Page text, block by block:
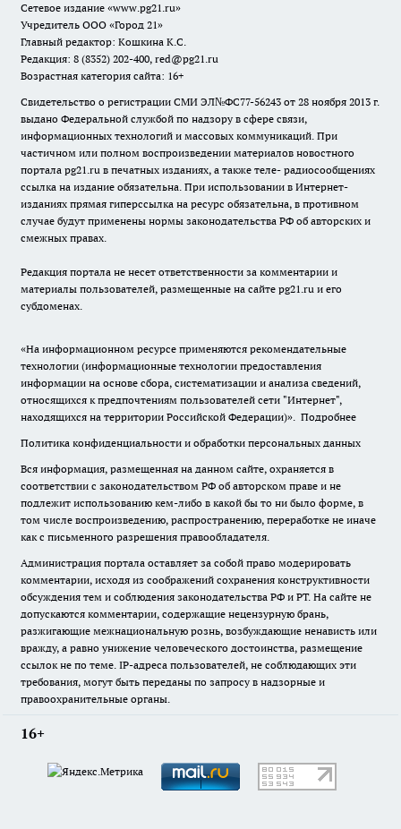
Сетевое издание «www.pg21.ru»
Учредитель ООО «Город 21»
Главный редактор: Кошкина К.С.
Редакция: 8 (8352) 202-400, red@pg21.ru
Возрастная категория сайта: 16+
Свидетельство о регистрации СМИ ЭЛ№ФС77-56243 от 28 ноября 2013 г.
выдано Федеральной службой по надзору в сфере связи,
информационных технологий и массовых коммуникаций. При
частичном или полном воспроизведении материалов новостного
портала pg21.ru в печатных изданиях, а также теле- радиосообщениях
ссылка на издание обязательна. При использовании в Интернет-
изданиях прямая гиперссылка на ресурс обязательна, в противном
случае будут применены нормы законодательства РФ об авторских и
смежных правах.
Редакция портала не несет ответственности за комментарии и
материалы пользователей, размещенные на сайте pg21.ru и его
субдоменах.
«На информационном ресурсе применяются рекомендательные
технологии (информационные технологии предоставления
информации на основе сбора, систематизации и анализа сведений,
относящихся к предпочтениям пользователей сети "Интернет",
находящихся на территории Российской Федерации)». Подробнее
Политика конфиденциальности и обработки персональных данных
Вся информация, размещенная на данном сайте, охраняется в
соответствии с законодательством РФ об авторском праве и не
подлежит использованию кем-либо в какой бы то ни было форме, в
том числе воспроизведению, распространению, переработке не иначе
как с письменного разрешения правообладателя.
Администрация портала оставляет за собой право модерировать
комментарии, исходя из соображений сохранения конструктивности
обсуждения тем и соблюдения законодательства РФ и РТ. На сайте не
допускаются комментарии, содержащие нецензурную брань,
разжигающие межнациональную рознь, возбуждающие ненависть или
вражду, а равно унижение человеческого достоинства, размещение
ссылок не по теме. IP-адреса пользователей, не соблюдающих эти
требования, могут быть переданы по запросу в надзорные и
правоохранительные органы.
16+